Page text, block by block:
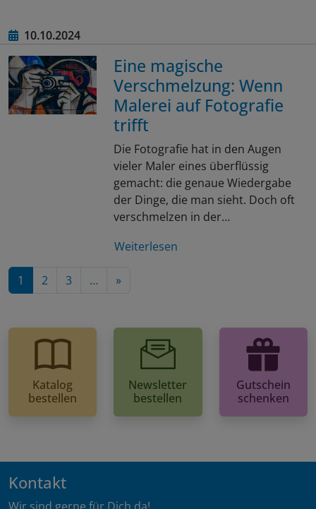
10.10.2024
Eine magische
Verschmelzung: Wenn
Malerei auf Fotografie
trifft
Die Fotografie hat in den Augen
vieler Maler eines überflüssig
gemacht: die genaue Wiedergabe
der Dinge, die man sieht. Doch oft
verschmelzen in der…
Weiterlesen
1 2 3 … »Nächste Seite
Katalog
bestellen
Newsletter
bestellen
Gutschein
schenken
Kontakt